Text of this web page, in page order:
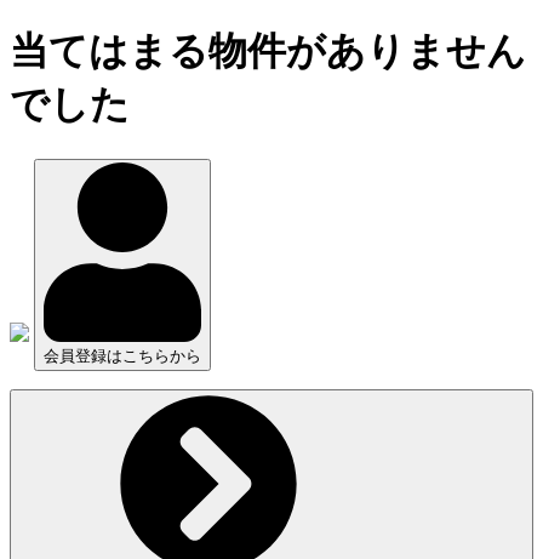
当てはまる物件がありません
でした
会員登録はこちらから